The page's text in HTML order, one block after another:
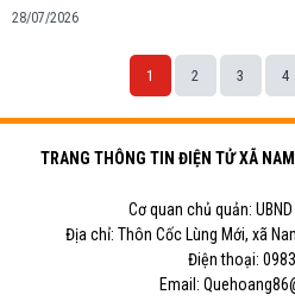
28/07/2026
1 2 3 4
TRANG THÔNG TIN ĐIỆN TỬ XÃ
Cơ quan chủ quản:
Địa chỉ: Thôn Cốc Lùng Mới, xã
Điện thoại:
Email: